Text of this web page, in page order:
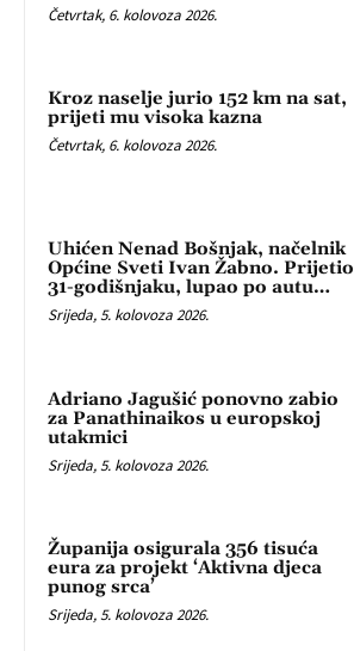
Četvrtak, 6. kolovoza 2026.
Kroz naselje jurio 152 km na sat,
prijeti mu visoka kazna
Četvrtak, 6. kolovoza 2026.
Uhićen Nenad Bošnjak, načelnik
Općine Sveti Ivan Žabno. Prijetio
31-godišnjaku, lupao po autu…
Srijeda, 5. kolovoza 2026.
Adriano Jagušić ponovno zabio
za Panathinaikos u europskoj
utakmici
Srijeda, 5. kolovoza 2026.
Županija osigurala 356 tisuća
eura za projekt ‘Aktivna djeca
punog srca’
Srijeda, 5. kolovoza 2026.